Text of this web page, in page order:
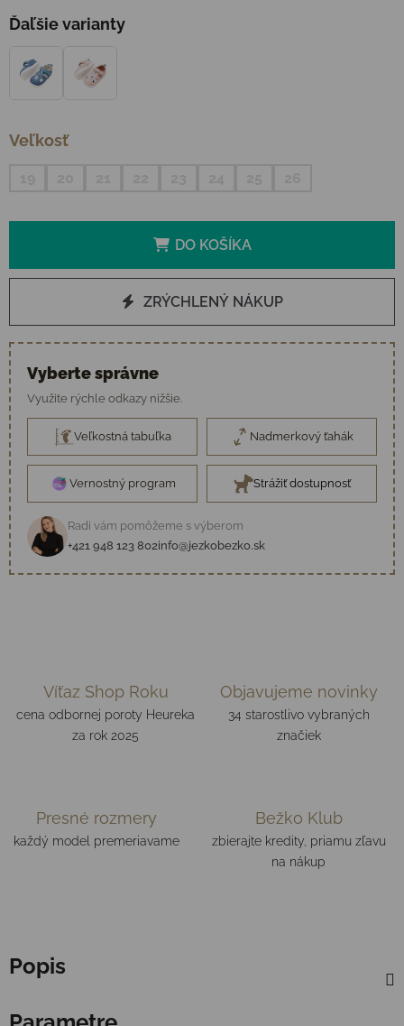
Ďaľšie varianty
Veľkosť
DO KOŠÍKA
ZRÝCHLENÝ NÁKUP
Vyberte správne
Využite rýchle odkazy nižšie.
Veľkostná tabuľka Nadmerkový ťahák
Vernostný program Strážiť dostupnosť
Radi vám pomôžeme s výberom
+421 948 123 802info@jezkobezko.sk
Víťaz Shop Roku
cena odbornej poroty Heureka
za rok 2025
Objavujeme novinky
34 starostlivo vybraných
značiek
Presné rozmery
každý model premeriavame
Bežko Klub
zbierajte kredity, priamu zľavu
na nákup
Popis